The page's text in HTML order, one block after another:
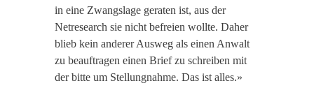
in eine Zwangslage geraten ist, aus der
Netresearch sie nicht befreien wollte. Daher
blieb kein anderer Ausweg als einen Anwalt
zu beauftragen einen Brief zu schreiben mit
der bitte um Stellungnahme. Das ist alles.»